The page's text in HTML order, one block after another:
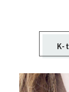
K-